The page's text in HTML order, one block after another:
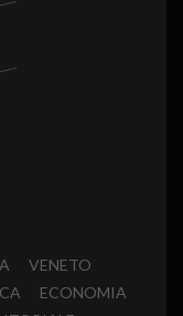
VENETO
ECONOMIA